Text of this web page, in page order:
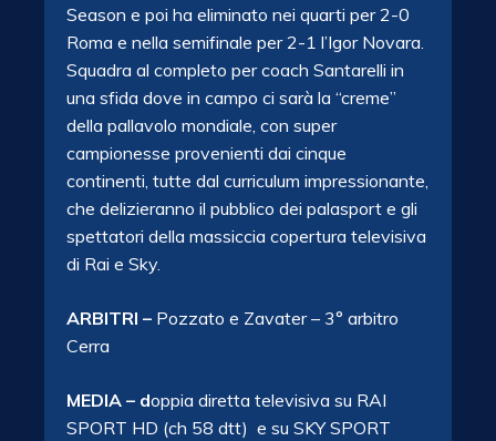
Season e poi ha eliminato nei quarti per 2-0
Roma e nella semifinale per 2-1 l’Igor Novara.
Squadra al completo per coach Santarelli in
una sfida dove in campo ci sarà la “creme”
della pallavolo mondiale, con super
campionesse provenienti dai cinque
continenti, tutte dal curriculum impressionante,
che delizieranno il pubblico dei palasport e gli
spettatori della massiccia copertura televisiva
di Rai e Sky.
ARBITRI – Pozzato e Zavater – 3° arbitro
Cerra
MEDIA – doppia diretta televisiva su RAI
SPORT HD (ch 58 dtt) e su SKY SPORT